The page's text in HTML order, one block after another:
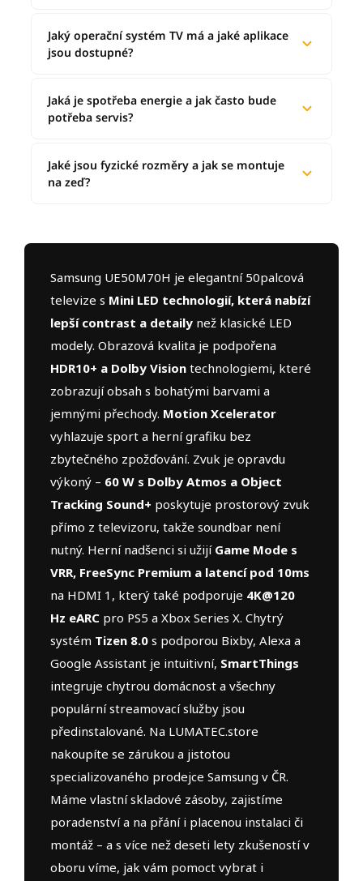
Jaký operační systém TV má a jaké aplikace
jsou dostupné?
Jaká je spotřeba energie a jak často bude
potřeba servis?
Jaké jsou fyzické rozměry a jak se montuje
na zeď?
Samsung UE50M70H je elegantní 50palcová
televize s Mini LED technologií, která nabízí
lepší contrast a detaily než klasické LED
modely. Obrazová kvalita je podpořena
HDR10+ a Dolby Vision technologiemi, které
zobrazují obsah s bohatými barvami a
jemnými přechody. Motion Xcelerator
vyhlazuje sport a herní grafiku bez
zbytečného zpožďování. Zvuk je opravdu
výkoný – 60 W s Dolby Atmos a Object
Tracking Sound+ poskytuje prostorový zvuk
přímo z televizoru, takže soundbar není
nutný. Herní nadšenci si užijí Game Mode s
VRR, FreeSync Premium a latencí pod 10ms
na HDMI 1, který také podporuje 4K@120
Hz eARC pro PS5 a Xbox Series X. Chytrý
systém Tizen 8.0 s podporou Bixby, Alexa a
Google Assistant je intuitivní, SmartThings
integruje chytrou domácnost a všechny
populární streamovací služby jsou
předinstalované. Na LUMATEC.store
nakoupíte se zárukou a jistotou
specializovaného prodejce Samsung v ČR.
Máme vlastní skladové zásoby, zajistíme
poradenství a na přání i placenou instalaci či
montáž – a s více než deseti lety zkušeností v
oboru víme, jak vám pomoct vybrat i